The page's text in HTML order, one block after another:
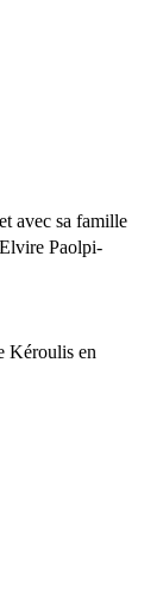
avec sa famille
Paolpi-
Kéroulis en